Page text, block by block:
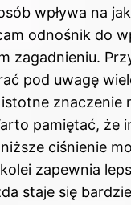
wpływa na
odnośnik do
zagadnieniu.
pod uwagę
znaczenie
pamiętać, że
ciśnienie
zapewnia
staje się